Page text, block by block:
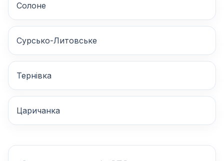
Солоне
Сурсько-Литовське
Тернівка
Царичанка